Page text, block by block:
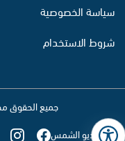
سياسة الخصوصية
شروط الاستخدام
جميع الحقوق محفوظة ©
تابع راديو الشمس